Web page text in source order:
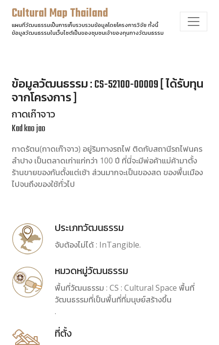
Cultural Map Thailand
แผนที่วัฒนธรรมเป็นการเก็บรวบรวมข้อมูลโดยโครงการวิจัย ทั้งนี้
ข้อมูลวัฒนธรรมในเว็บไซต์เป็นของชุมชนเจ้าของทุนทางวัฒนธรรม
ข้อมูลวัฒนธรรม : CS-52100-00009 [ ได้รับทุน
จากโครงการ ]
กาดเก๊าจาว
Kad kao jao
กาดรัตน(กาดเก๊าจาว) อยู่ริมทางรถไฟ ติดกับสถานีรถไฟนคร
ลำปาง เป็นตลาดเก่าแก่กว่า 100 ปี ที่นี่จะมีพ่อค้าแม่ค้ามาตั้ง
ร้านขายของกันตั้งแต่เช้า ส่วนมากจะเป็นของสด ของพื้นเมือง
ไปจนถึงของใช้ทั่วไป
ประเภทวัฒนธรรม
จับต้องไม่ได้ : InTangible.
หมวดหมู่วัฒนธรรม
พื้นที่วัฒนธรรม : CS : Cultural Space พื้นที่
วัฒนธรรมที่เป็นพื้นที่ที่มนุษย์สร้างขึ้น
.
ที่ตั้ง